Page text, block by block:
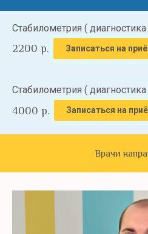
Стабилометрия (
2200 р. Записаться на
Стабилометрия (
4000 р. Записаться на
Врачи